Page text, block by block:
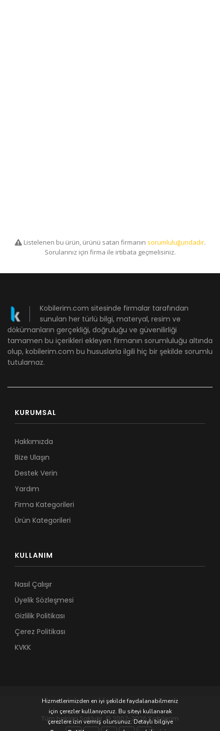
Listelenen bu ürün, ürünü satan firmanın sorumluluğundadır.
Sorularınız için firma ile irtibata geçmelisiniz.
Kobilerim.com sitesinde firmalar tarafından
sunulan her türlü bilgi, materyal, resim ve
dökümanların gerçekliği, doğruluğu ve güvenilirliği
tamamen bu içerikleri ekleyen firmanın sorumluluğu altında
olup, kobilerim.com bu hususlarla ilgili hiç bir şekilde sorumlu
tutulamaz.
KURUMSAL
Hakkımızda
Bize Ulaşın
Destek Verin
Yardım
Firma Kategorileri
Ürün Kategorileri
KULLANIM
Nasıl Çalışır
Üyelik Sözleşmesi
Gizlilik Politikası
Çerez Politikası
KVKK
Tüm hakları Saklıdır. © 2007-2026 Kobilerim
Hizmetlerimizden en iyi şekilde faydalanabilmeniz
için çerezler kullanıyoruz. Bu siteyi kullanarak
çerezlere izin vermiş olursunuz. Detaylı bilgiye